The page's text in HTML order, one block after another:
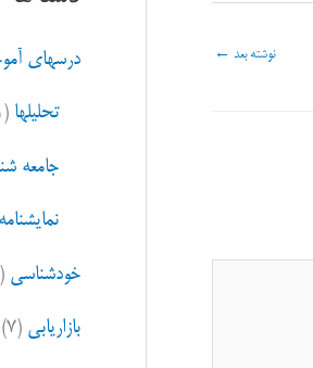
نوشته بعد ←
بدرسهای
تحلیلها (۱)
جامعه
خودشناسی (۴۹)
بازاریابی (۷)